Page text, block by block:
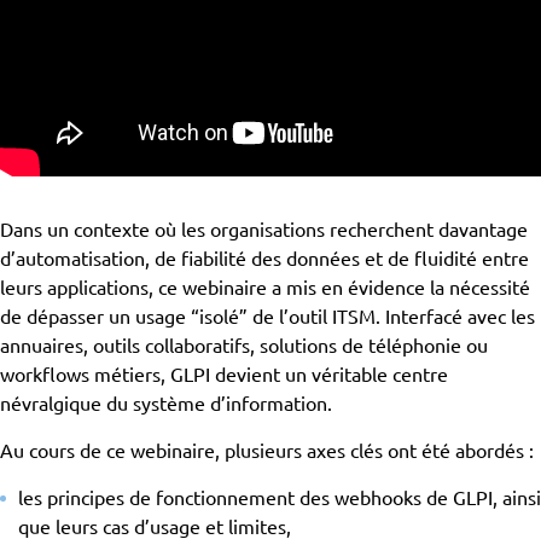
Dans un contexte où les organisations recherchent davantage
d’automatisation, de fiabilité des données et de fluidité entre
leurs applications, ce webinaire a mis en évidence la nécessité
de dépasser un usage “isolé” de l’outil ITSM. Interfacé avec les
annuaires, outils collaboratifs, solutions de téléphonie ou
workflows métiers, GLPI devient un véritable centre
névralgique du système d’information.
Au cours de ce webinaire, plusieurs axes clés ont été abordés :
les principes de fonctionnement des webhooks de GLPI, ainsi
que leurs cas d’usage et limites,